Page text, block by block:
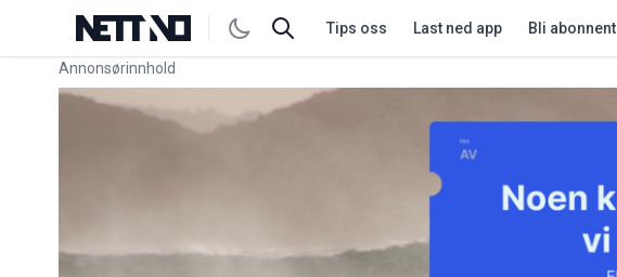
Tips oss Last ned app Bli abonnent
Annonsørinnhold
Link for annonse